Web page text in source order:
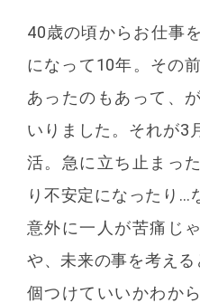
@asako1970
40歳の頃からお仕事
になって10年。その
あったのもあって、
いりました。それが3
活。急に立ち止まっ
り不安定になったり…
意外に一人が苦痛じ
や、未来の事を考える
個つけていいかわか